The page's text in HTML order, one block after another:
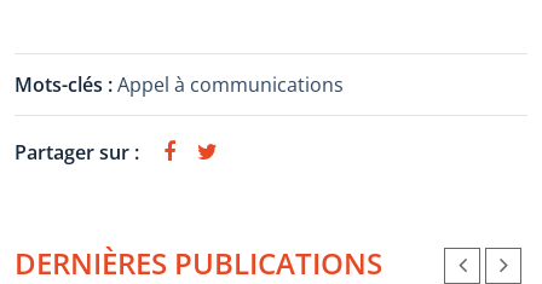
Mots-clés :Appel à communications
Partager sur :
DERNIÈRES PUBLICATIONS